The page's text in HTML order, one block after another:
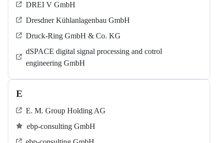
DREI V GmbH
Dresdner Kühlanlagenbau GmbH
Druck-Ring GmbH & Co. KG
dSPACE digital signal processing and cotrol
engineering GmbH
E
E. M. Group Holding AG
ebp-consulting GmbH